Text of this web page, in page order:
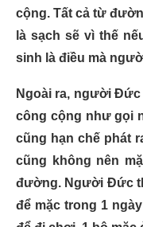
cộng. Tất cả từ
là sạch sẽ vì thế
sinh là điều mà
Ngoài ra, người
công cộng như gọi
cũng hạn chế phát
cũng không nên
đường. Người Đức
để mặc trong 1